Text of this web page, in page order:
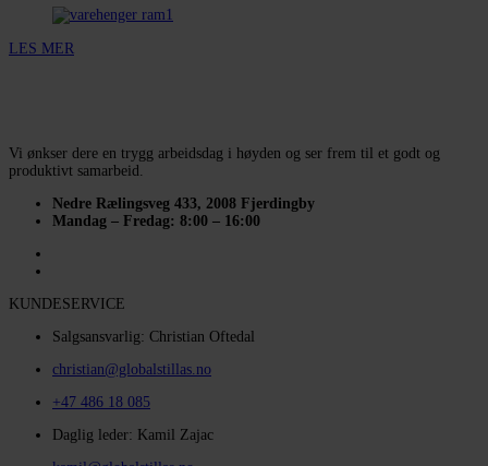
LES MER
Vi ønkser dere en trygg arbeidsdag i høyden og ser frem til et godt og
produktivt samarbeid.
Nedre Rælingsveg 433, 2008 Fjerdingby
Mandag – Fredag: 8:00 – 16:00
KUNDESERVICE
Salgsansvarlig: Christian Oftedal
christian@globalstillas.no
+47 486 18 085
Daglig leder: Kamil Zajac